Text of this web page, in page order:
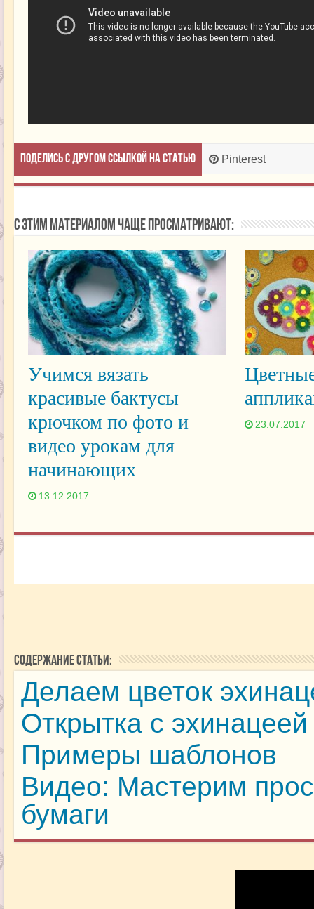
Поделись с другом ссылкой на статью Pinterest
С этим материалом чаще просматривают:
Учимся вязать
красивые бактусы
крючком по фото и
видео урокам для
начинающих
13.12.2017
23.07.2017
Содержание статьи:
Делаем цветок
Открытка с эхинацеей
Примеры шаблонов
Видео: Мастерим
бумаги